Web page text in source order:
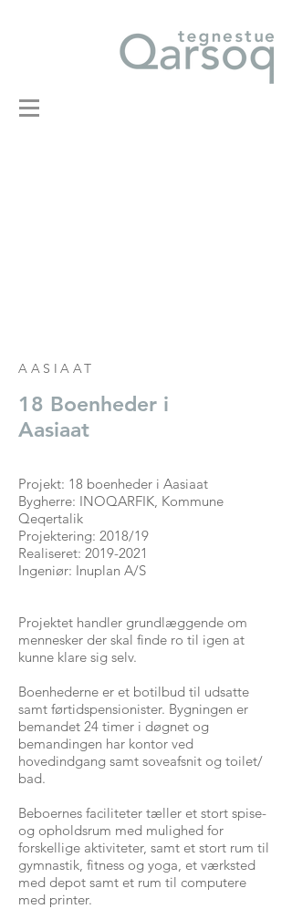
AASIAAT
18 Boenheder i
Aasiaat
Projekt: 18 boenheder i Aasiaat
Bygherre: INOQARFIK, Kommune
Qeqertalik
Projektering: 2018/19
Realiseret: 2019-2021
Ingeniør: Inuplan A/S
Projektet handler grundlæggende om
mennesker der skal finde ro til igen at
kunne klare sig selv.
Boenhederne er et botilbud til udsatte
samt førtidspensionister. Bygningen er
bemandet 24 timer i døgnet og
bemandingen har kontor ved
hovedindgang samt soveafsnit og toilet/
bad.
Beboernes faciliteter tæller et stort spise-
og opholdsrum med mulighed for
forskellige aktiviteter, samt et stort rum til
gymnastik, fitness og yoga, et værksted
med depot samt et rum til computere
med printer.